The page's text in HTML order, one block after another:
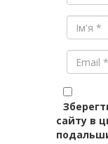
сайту в